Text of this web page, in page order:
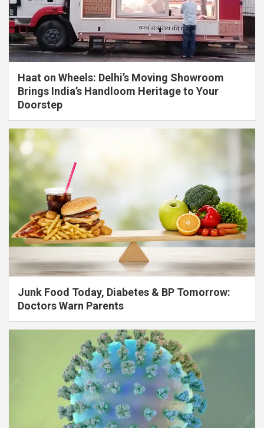
Haat on Wheels: Delhi’s Moving Showroom
Brings India’s Handloom Heritage to Your
Doorstep
Junk Food Today, Diabetes & BP Tomorrow:
Doctors Warn Parents